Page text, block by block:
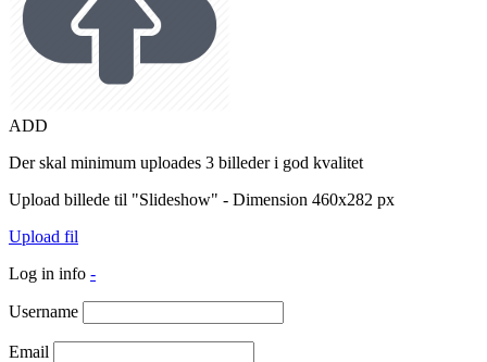
ADD
Der skal minimum uploades 3 billeder i god kvalitet
Upload billede til "Slideshow" - Dimension 460x282 px
Upload fil
Log in info -
Username
Email